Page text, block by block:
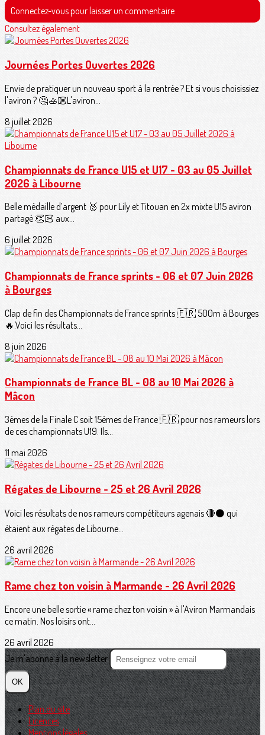
Connectez-vous pour laisser un commentaire
Consultez également
Journées Portes Ouvertes 2026
Envie de pratiquer un nouveau sport à la rentrée ? Et si vous choisissiez
l'aviron ? 🤔🚣🏼L'aviron...
8 juillet 2026
Championnats de France U15 et U17 - 03 au 05 Juillet
2026 à Libourne
Belle médaille d’argent 🥈 pour Lily et Titouan en 2x mixte U15 aviron
partagé 👏🏻 aux...
6 juillet 2026
Championnats de France sprints - 06 et 07 Juin 2026
à Bourges
Clap de fin des Championnats de France sprints 🇫🇷 500m à Bourges
🔥.Voici les résultats...
8 juin 2026
Championnats de France BL - 08 au 10 Mai 2026 à
Mâcon
3èmes de la Finale C soit 15èmes de France 🇫🇷 pour nos rameurs lors
de ces championnats U19. Ils...
11 mai 2026
Régates de Libourne - 25 et 26 Avril 2026
Voici les résultats de nos rameurs compétiteurs agenais 🔴⚫️ qui
étaient aux régates de Libourne...
26 avril 2026
Rame chez ton voisin à Marmande - 26 Avril 2026
Encore une belle sortie « rame chez ton voisin » à l'Aviron Marmandais
ce matin. Nos loisirs ont...
26 avril 2026
Je m'abonne à la newsletter
OK
Plan du site
Licences